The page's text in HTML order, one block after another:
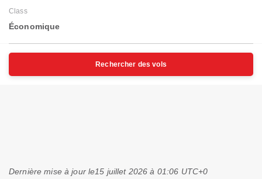
Class
Économique
Rechercher des vols
Dernière mise à jour le15 juillet 2026 à 01:06 UTC+0